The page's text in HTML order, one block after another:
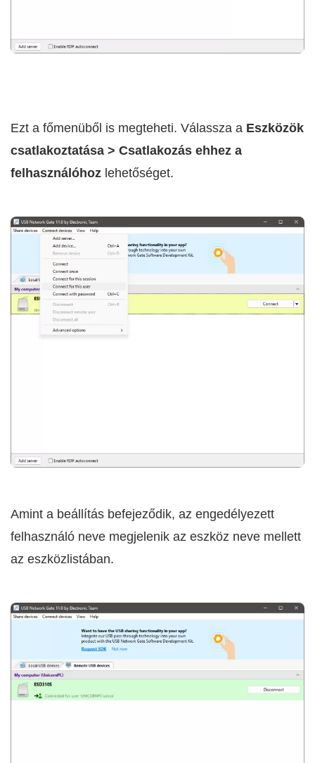
Ezt a főmenüből is megteheti. Válassza a Eszközök
csatlakoztatása > Csatlakozás ehhez a
felhasználóhoz lehetőséget.
Amint a beállítás befejeződik, az engedélyezett
felhasználó neve megjelenik az eszköz neve mellett
az eszközlistában.